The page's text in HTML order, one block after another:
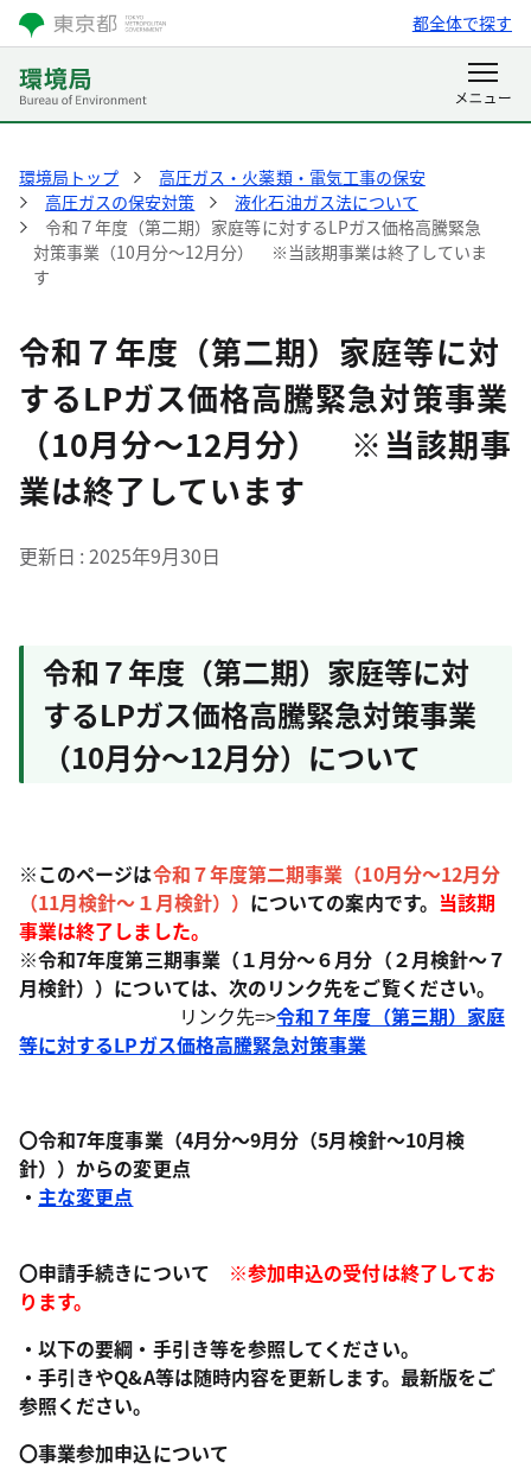
都全体で探す
環境局トップ
高圧ガス・火薬類・電気工事の保安
高圧ガスの保安対策
液化石油ガス法について
令和７年度（第二期）家庭等に対するLPガス価格高騰緊急
対策事業（10月分～12月分） ※当該期事業は終了していま
す
令和７年度（第二期）家庭等に対
するLPガス価格高騰緊急対策事業
（10月分～12月分） ※当該期事
業は終了しています
更新日 2025年9月30日
令和７年度（第二期）家庭等に対
するLPガス価格高騰緊急対策事業
（10月分～12月分）について
※このページは令和７年度第二期事業（10月分～12月分
（11月検針～１月検針）） についての案内です。 当該期
事業は終了しました。
※令和7年度第三期事業（１月分～６月分（２月検針～７
月検針））については、次のリンク先をご覧ください。
リンク先=>令和７年度（第三期）家庭
等に対するLPガス価格高騰緊急対策事業
〇令和7年度事業（4月分～9月分（5月検針～10月検
針）） からの変更点
・主な変更点
〇申請手続きについて ※参加申込の受付は終了してお
ります。
・以下の要綱・手引き等を参照してください。
・手引きやQ&A等は随時内容を更新します。最新版をご
参照ください。
〇事業参加申込について